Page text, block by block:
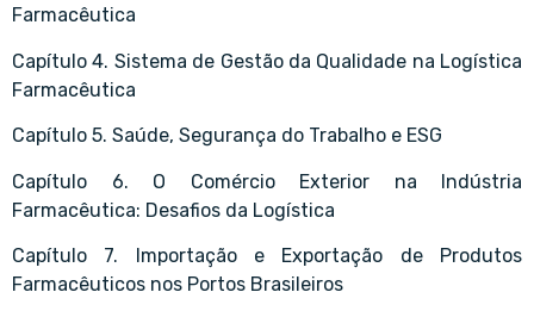
Farmacêutica
Capítulo 4. Sistema de Gestão da Qualidade na Logística
Farmacêutica
Capítulo 5. Saúde, Segurança do Trabalho e ESG
Capítulo 6. O Comércio Exterior na Indústria
Farmacêutica: Desafios da Logística
Capítulo 7. Importação e Exportação de Produtos
Farmacêuticos nos Portos Brasileiros